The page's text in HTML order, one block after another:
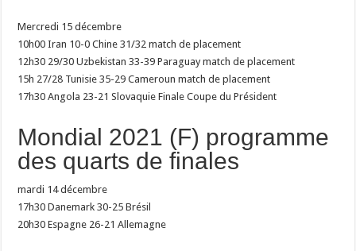
Mercredi 15 décembre
10h00 Iran 10-0 Chine 31/32 match de placement
12h30 29/30 Uzbekistan 33-39 Paraguay match de placement
15h 27/28 Tunisie 35-29 Cameroun match de placement
17h30 Angola 23-21 Slovaquie Finale Coupe du Président
Mondial 2021 (F) programme
des quarts de finales
mardi 14 décembre
17h30 Danemark 30-25 Brésil
20h30 Espagne 26-21 Allemagne